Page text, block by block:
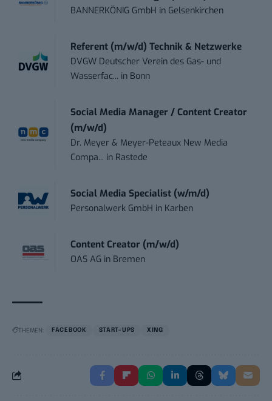
BANNERKÖNIG GmbH in Gelsenkirchen
Referent (m/w/d) Technik & Netzwerke
DVGW Deutscher Verein des Gas- und
Wasserfac... in Bonn
Social Media Manager / Content Creator
(m/w/d)
Dr. Meyer & Meyer-Peteaux New Media
Compa... in Rastede
Social Media Specialist (w/m/d)
Personalwerk GmbH in Karben
Content Creator (m/w/d)
OAS AG in Bremen
THEMEN: FACEBOOK START-UPS XING